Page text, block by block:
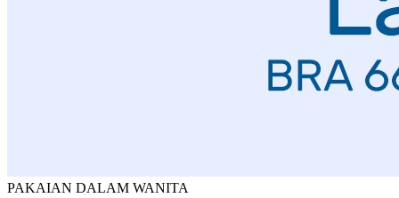
PAKAIAN DALAM WANITA